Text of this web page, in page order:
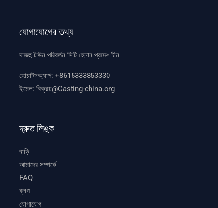
যোগাযোগের তথ্য
দাজহু টাউন পরিবর্তন সিটি হেনান প্রদেশ চীন.
হোয়াটসঅ্যাপ:+8615333853330
ইমেল:বিক্রয়@Casting-china.org
দ্রুত লিঙ্ক
বাড়ি
আমাদের সম্পর্কে
FAQ
ব্লগ
যোগাযোগ